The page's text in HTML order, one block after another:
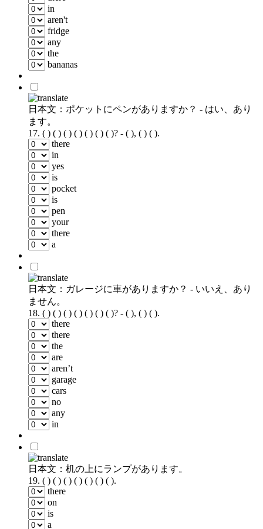
in
aren't
fridge
any
the
bananas
日本文：ポケットにペンがありますか？ - はい、あり
ます。
17. ( ) ( ) ( ) ( ) ( ) ( ) ( )? - ( ), ( ) ( ).
there
in
yes
is
pocket
is
pen
your
there
a
日本文：ガレージに車がありますか？ - いいえ、あり
ません。
18. ( ) ( ) ( ) ( ) ( ) ( ) ( )? - ( ), ( ) ( ).
there
there
the
are
aren’t
garage
cars
no
any
in
日本文：机の上にランプがあります。
19. ( ) ( ) ( ) ( ) ( ) ( ) ( ).
there
on
is
a